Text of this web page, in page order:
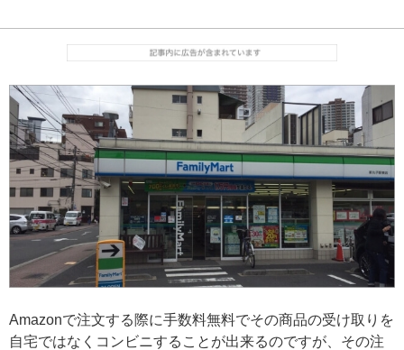
Amazonで注文する際に手数料無料でその商品の受け取りを
自宅ではなくコンビニすることが出来るのですが、その注